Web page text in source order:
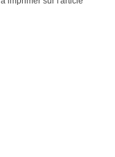
Portefeuille